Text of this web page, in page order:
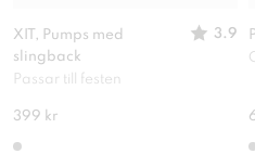
XIT, Pumps med
slingback
3.9
Passar till festen
399 kr